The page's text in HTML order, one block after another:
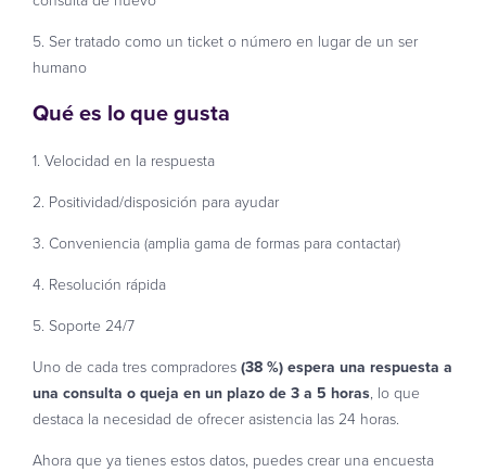
5. Ser tratado como un ticket o número en lugar de un ser
humano
Qué es lo que gusta
1. Velocidad en la respuesta
2. Positividad/disposición para ayudar
3. Conveniencia (amplia gama de formas para contactar)
4. Resolución rápida
5. Soporte 24/7
Uno de cada tres compradores (38 %) espera una respuesta a
una consulta o queja en un plazo de 3 a 5 horas, lo que
destaca la necesidad de ofrecer asistencia las 24 horas.
Ahora que ya tienes estos datos, puedes crear una encuesta